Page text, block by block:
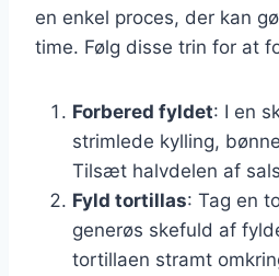
en enkel proces, der kan
time. Følg disse trin for at
Forbered fyldet: I en
strimlede kylling,
Tilsæt halvdelen af
Fyld tortillas: Tag en
generøs skefuld af
tortillaen stramt